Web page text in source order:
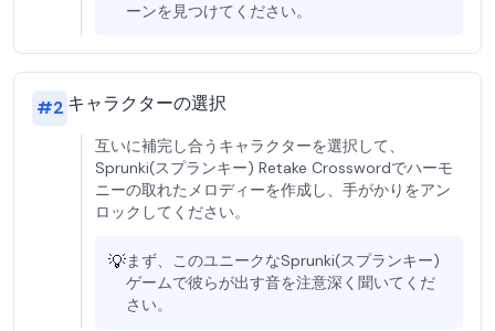
ーンを見つけてください。
#2 キャラクターの選択
互いに補完し合うキャラクターを選択して、
Sprunki(スプランキー) Retake Crosswordでハーモ
ニーの取れたメロディーを作成し、手がかりをアン
ロックしてください。
💡まず、このユニークなSprunki(スプランキー)
ゲームで彼らが出す音を注意深く聞いてくだ
さい。